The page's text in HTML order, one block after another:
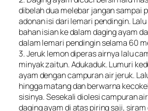
dibelah dua melebar jangan sampai
adonan isi dari lemari pendingin.
bahan isian ke dalam daging ayam
dalam lemari pendingin selama 60
3. Jeruk lemon diperas airnya lalu
minyak zaitun. Adukaduk. Lumuri
ayam dengan campuran air jeruk.
hingga matang dan berwarna
sisinya. Sesekali diolesi campuran
daging ayam di atas piring saji,